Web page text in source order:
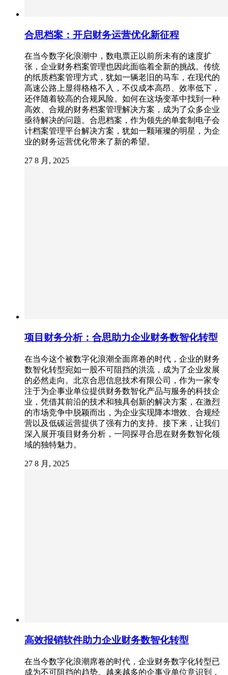
合思档案：开启财务运营优化新征程
在当今数字化浪潮中，数电票正以前所未有的速度扩
张，企业财务档案管理也因此面临着全新的挑战。传统
的纸质档案管理方式，犹如一辆老旧的马车，在现代的
高速公路上显得格格不入，不仅成本高昂、效率低下，
还伴随着较高的合规风险。如何在这场变革中找到一种
高效、合规的财务档案管理解决方案，成为了众多企业
亟待解决的问题。合思档案，作为领先的单套制电子会
计档案管理平台解决方案，犹如一颗璀璨的明星，为企
业的财务运营优化带来了新的希望。
27 8 月, 2025
项目财务分析：合思助力企业财务数智化转型
在当今这个被数字化浪潮全面席卷的时代，企业的财务
数智化转型宛如一股不可阻挡的洪流，成为了企业发展
的必然走向。北京合思信息技术有限公司，作为一家专
注于为企事业单位提供财务数智化产品与服务的科技企
业，凭借其前沿的技术和独具创新的解决方案，在激烈
的市场竞争中脱颖而出，为企业实现降本增效、合规经
营以及低碳运营提供了强有力的支持。接下来，让我们
深入展开项目财务分析，一同探寻合思在财务数智化领
域的独特魅力。
27 8 月, 2025
高效报销软件助力企业财务数智化转型
在当今数字化浪潮席卷的时代，企业财务数字化转型已
成为不可阻挡的趋势。越来越多的企事业单位意识到，